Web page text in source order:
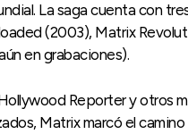
La saga cuenta con
(2003), Matrix
en grabaciones).
Reporter y otros
Matrix marcó el camino